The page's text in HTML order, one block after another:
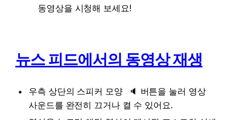
동영상을 시청해 보세요!
뉴스 피드에서의 동영상 재생
우측 상단의 스피커 모양 🔈 버튼을 눌러 영상
사운드를 완전히 끄거나 켤 수 있어요.